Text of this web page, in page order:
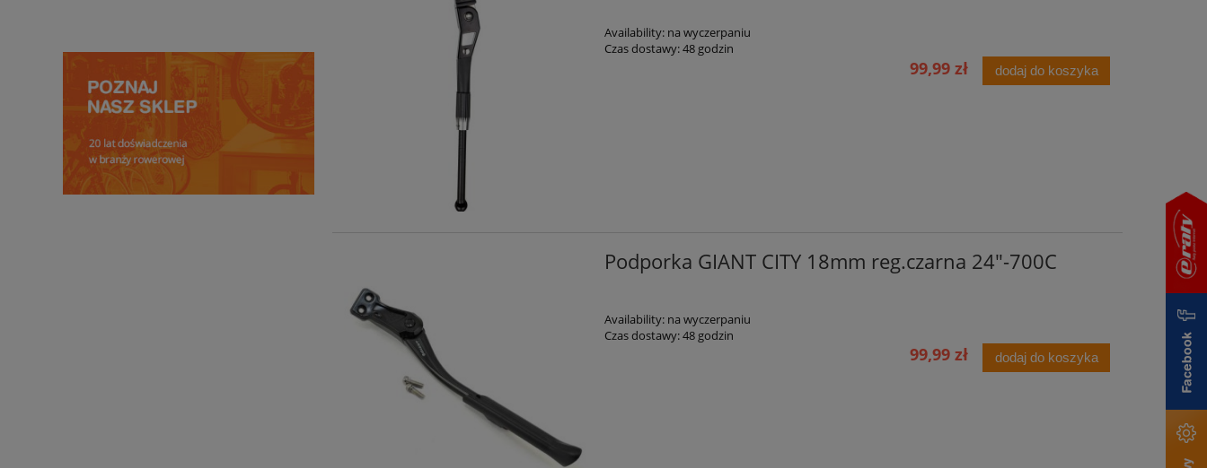
Availability: na wyczerpaniu
Czas dostawy:48 godzin
99,99 zł dodaj do koszyka
Podporka GIANT CITY 18mm reg.czarna 24"-700C
Availability: na wyczerpaniu
Czas dostawy:48 godzin
99,99 zł dodaj do koszyka